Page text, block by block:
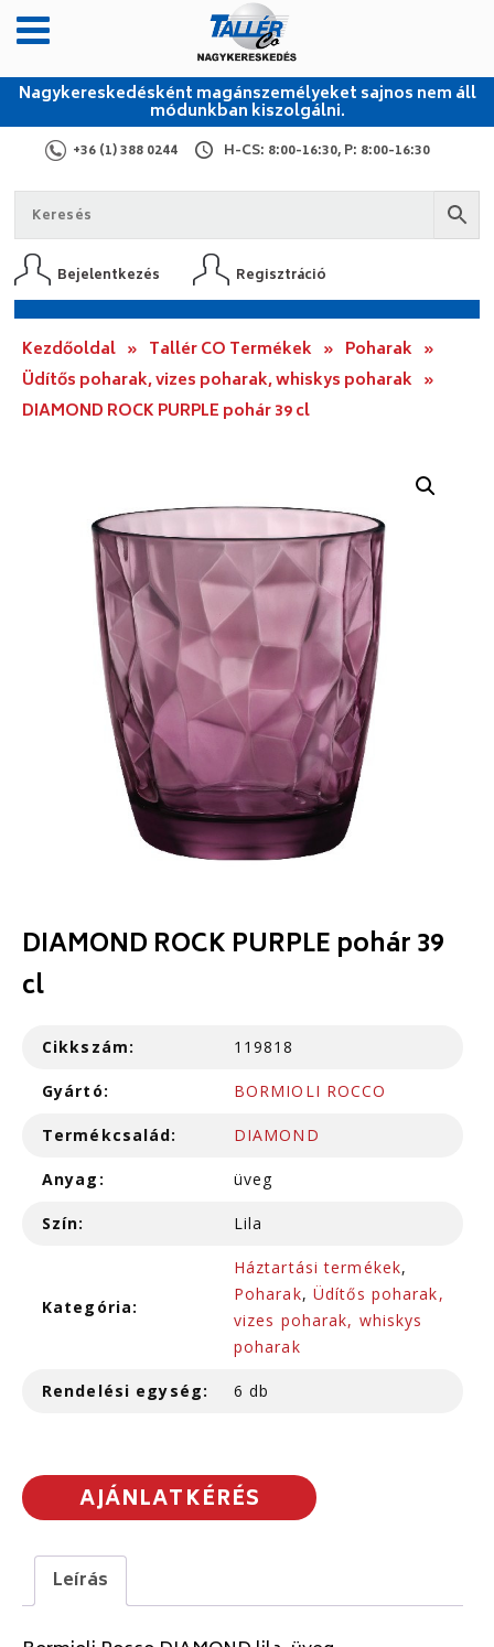
Nagykereskedésként magánszemélyeket sajnos nem áll
módunkban kiszolgálni.
+36 (1) 388 0244 H-CS: 8:00-16:30, P: 8:00-16:30
Bejelentkezés Regisztráció
Kezdőoldal » Tallér CO Termékek » Poharak »
Üdítős poharak, vizes poharak, whiskys poharak »
DIAMOND ROCK PURPLE pohár 39 cl
DIAMOND ROCK PURPLE pohár 39
cl
Cikkszám: 119818
Gyártó: BORMIOLI ROCCO
Termékcsalád: DIAMOND
Anyag: üveg
Szín: Lila
Kategória:
Háztartási termékek,
Poharak, Üdítős poharak,
vizes poharak, whiskys
poharak
Rendelési egység: 6 db
AJÁNLATKÉRÉS
Leírás